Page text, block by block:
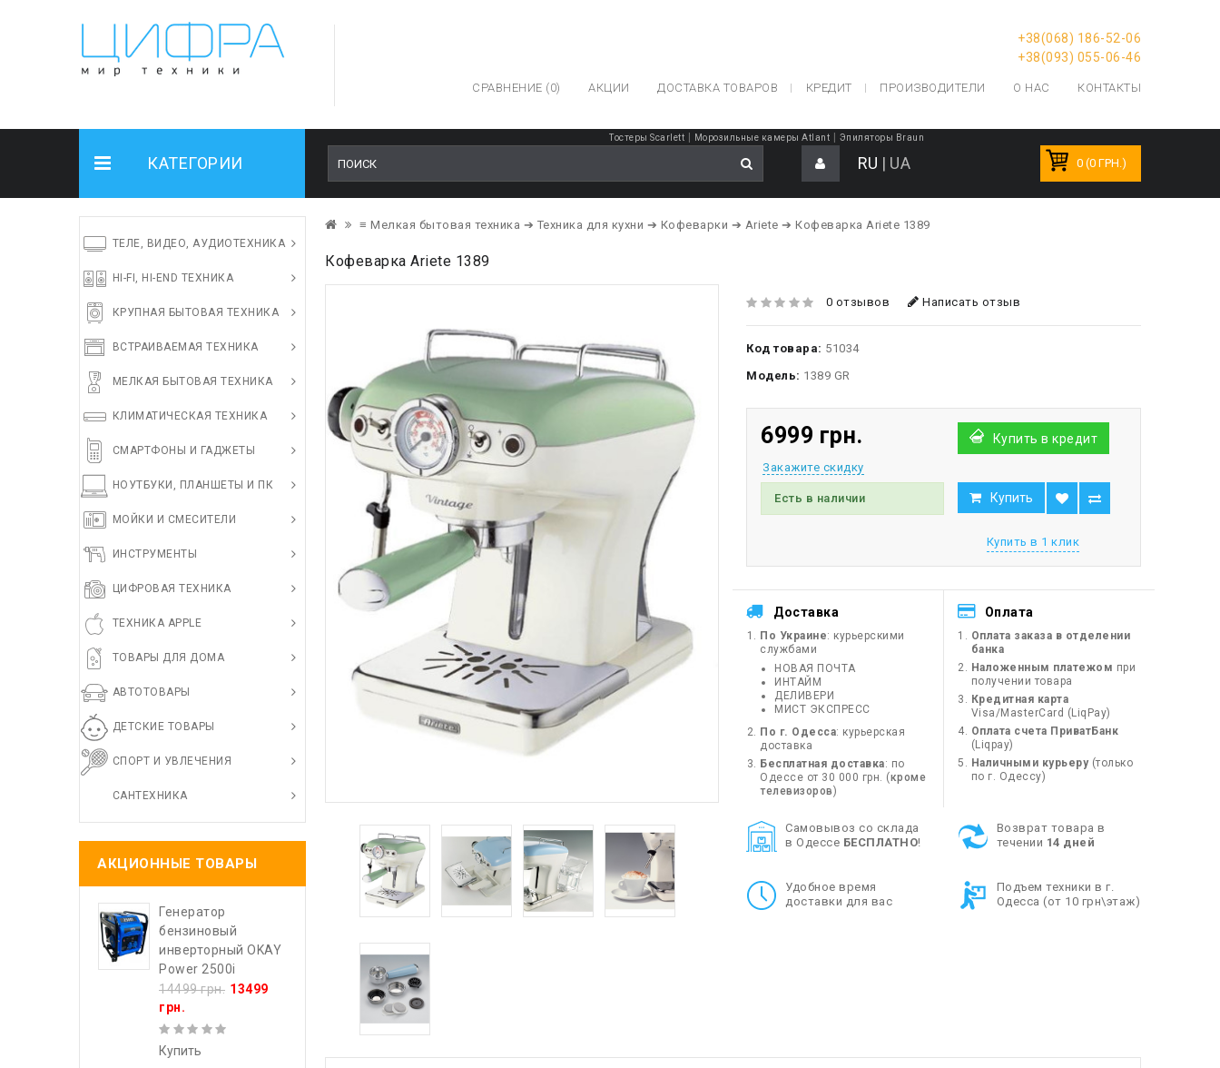
+38(068) 186-52-06
+38(093) 055-06-46
СРАВНЕНИЕ (0) АКЦИИ ДОСТАВКА ТОВАРОВ КРЕДИТ ПРОИЗВОДИТЕЛИ О НАС КОНТАКТЫ
КАТЕГОРИИ
Тостеры Scarlett Морозильные камеры Atlant Эпиляторы Braun
RU | UA 0 (0 ГРН.)
ТЕЛЕ, ВИДЕО, АУДИОТЕХНИКА
HI-FI, HI-END ТЕХНИКА
КРУПНАЯ БЫТОВАЯ ТЕХНИКА
ВСТРАИВАЕМАЯ ТЕХНИКА
МЕЛКАЯ БЫТОВАЯ ТЕХНИКА
КЛИМАТИЧЕСКАЯ ТЕХНИКА
СМАРТФОНЫ И ГАДЖЕТЫ
НОУТБУКИ, ПЛАНШЕТЫ И ПК
МОЙКИ И СМЕСИТЕЛИ
ИНСТРУМЕНТЫ
ЦИФРОВАЯ ТЕХНИКА
ТЕХНИКА APPLE
ТОВАРЫ ДЛЯ ДОМА
АВТОТОВАРЫ
ДЕТСКИЕ ТОВАРЫ
СПОРТ И УВЛЕЧЕНИЯ
САНТЕХНИКА
АКЦИОННЫЕ ТОВАРЫ
Генератор
бензиновый
инверторный OKAY
Power 2500i
14499 грн. 13499
грн.
Купить
≡ Мелкая бытовая техника ➔ Техника для кухни ➔ Кофеварки ➔ Ariete ➔ Кофеварка Ariete 1389
Кофеварка Ariete 1389
0 отзывов Написать отзыв
Код товара: 51034
Модель: 1389 GR
6999 грн.
Закажите скидку
Купить в кредит
Есть в наличии Купить
Купить в 1 клик
Доставка
По Украине: курьерскими
службами
НОВАЯ ПОЧТА
ИНТАЙМ
ДЕЛИВЕРИ
МИСТ ЭКСПРЕСС
По г. Одесса: курьерская
доставка
Бесплатная доставка: по
Одессе от 30 000 грн. (кроме
телевизоров)
Оплата
Оплата заказа в отделении
банка
Наложенным платежом при
получении товара
Кредитная карта
Visa/MasterCard (LiqPay)
Оплата счета ПриватБанк
(Liqpay)
Наличными курьеру(только
по г. Одессу)
Cамовывоз со склада
в Одессе БЕСПЛАТНО!
Возврат товара в
течении 14 дней
Удобное время
доставки для вас
Подъем техники в г.
Одесса (от 10 грн\этаж)